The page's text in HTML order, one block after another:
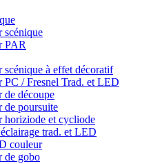
scénique
PAR
scénique à effet décoratif
PC / Fresnel Trad. et LED
de découpe
de poursuite
horiziode et cycliode
trad. et LED
couleur
de gobo